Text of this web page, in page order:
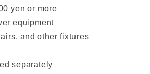
yen or more
equipment
and other fixtures
separately